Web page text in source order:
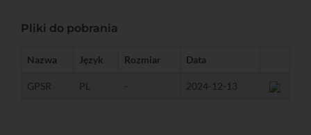
Pliki do pobrania
Nazwa Język Rozmiar Data
GPSR PL - 2024-12-13